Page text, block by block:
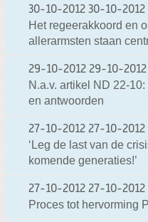
30-10-2012 30-10-2012
Het regeerakkoord en
allerarmsten staan
29-10-2012 29-10-2012
N.a.v. artikel ND 22-
en antwoorden
27-10-2012 27-10-2012
‘Leg de last van de
komende generaties!’
27-10-2012 27-10-2012
Proces tot hervorming